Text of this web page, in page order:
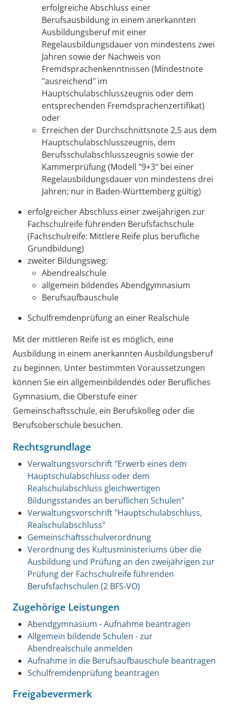
erfolgreiche Abschluss einer
Berufsausbildung in einem anerkannten
Ausbildungsberuf mit einer
Regelausbildungsdauer von mindestens zwei
Jahren sowie der Nachweis von
Fremdsprachenkenntnissen (Mindestnote
"ausreichend" im
Hauptschulabschlusszeugnis oder dem
entsprechenden Fremdsprachenzertifikat)
oder
Erreichen der Durchschnittsnote 2,5 aus dem
Hauptschulabschlusszeugnis, dem
Berufsschulabschlusszeugnis sowie der
Kammerprüfung (Modell "9+3" bei einer
Regelausbildungsdauer von mindestens drei
Jahren; nur in Baden-Württemberg gültig)
erfolgreicher Abschluss einer zweijährigen zur
Fachschulreife führenden Berufsfachschule
(Fachschulreife: Mittlere Reife plus berufliche
Grundbildung)
zweiter Bildungsweg:
Abendrealschule
allgemein bildendes Abendgymnasium
Berufsaufbauschule
Schulfremdenprüfung an einer Realschule
Mit der mittleren Reife ist es möglich, eine
Ausbildung in einem anerkannten Ausbildungsberuf
zu beginnen. Unter bestimmten Voraussetzungen
können Sie ein allgemeinbildendes oder Berufliches
Gymnasium, die Oberstufe einer
Gemeinschaftsschule, ein Berufskolleg oder die
Berufsoberschule besuchen.
Rechtsgrundlage
Verwaltungsvorschrift "Erwerb eines dem
Hauptschulabschluss oder dem
Realschulabschluss gleichwertigen
Bildungsstandes an beruflichen Schulen"
Verwaltungsvorschrift "Hauptschulabschluss,
Realschulabschluss"
Gemeinschaftsschulverordnung
Verordnung des Kultusministeriums über die
Ausbildung und Prüfung an den zweijährigen zur
Prüfung der Fachschulreife führenden
Berufsfachschulen (2 BFS-VO)
Zugehörige Leistungen
Abendgymnasium - Aufnahme beantragen
Allgemein bildende Schulen - zur
Abendrealschule anmelden
Aufnahme in die Berufsaufbauschule beantragen
Schulfremdenprüfung beantragen
Freigabevermerk